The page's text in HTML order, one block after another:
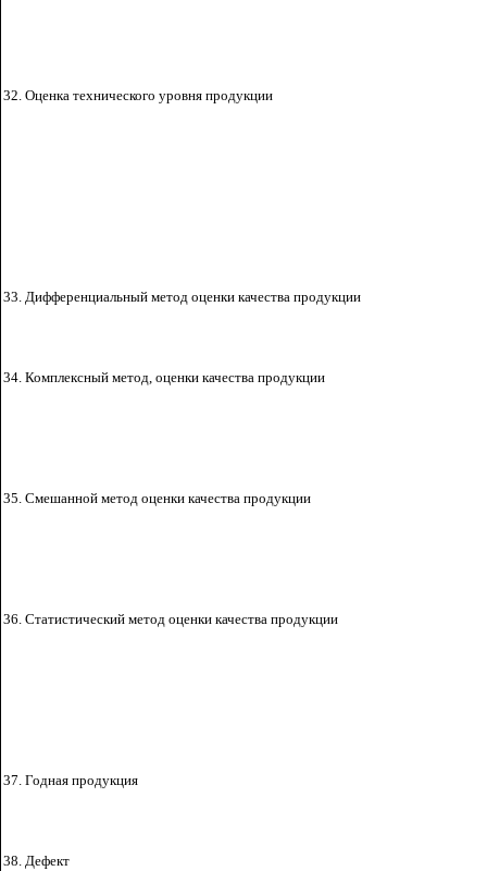
32. Оценка технического уровня продукции
33. Дифференциальный метод оценки качества продукции
34. Комплексный метод, оценки качества продукции
35. Смешанной метод оценки качества продукции
36. Статистический метод оценки качества продукции
37. Годная продукция
38. Дефект